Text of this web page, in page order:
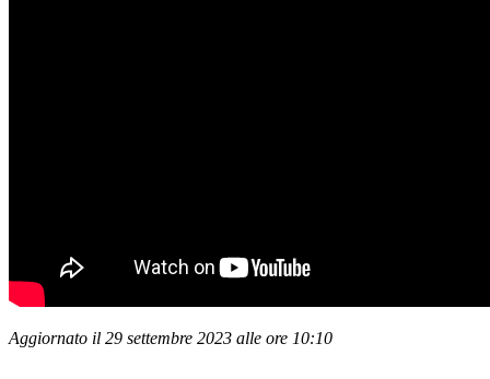
Aggiornato il 29 settembre 2023 alle ore 10:10